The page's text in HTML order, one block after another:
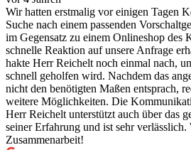
Wir hatten erstmalig vor einigen Tagen
Suche nach einem passenden
im Gegensatz zu einem Onlineshop des
schnelle Reaktion auf unsere Anfrage
hakte Herr Reichelt noch einmal nach,
schnell geholfen wird. Nachdem das
nicht den benötigten Maßen entsprach,
weitere Möglichkeiten. Die
Herr Reichelt unterstützt auch über das
seiner Erfahrung und ist sehr
Zusammenarbeit!